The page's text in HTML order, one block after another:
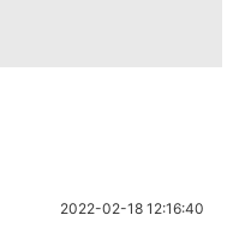
2022-02-18 12:16:40